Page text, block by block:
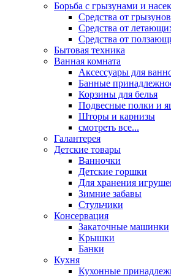
Борьба с грызунами и
Средства от грызунов
Средства от
Средства от
Бытовая техника
Ванная комната
Аксессуары для
Банные
Корзины для белья
Подвесные полки и
Шторы и карнизы
смотреть все...
Галантерея
Детские товары
Ванночки
Детские горшки
Для хранения
Зимние забавы
Стульчики
Консервация
Закаточные машинки
Крышки
Банки
Кухня
Кухонные